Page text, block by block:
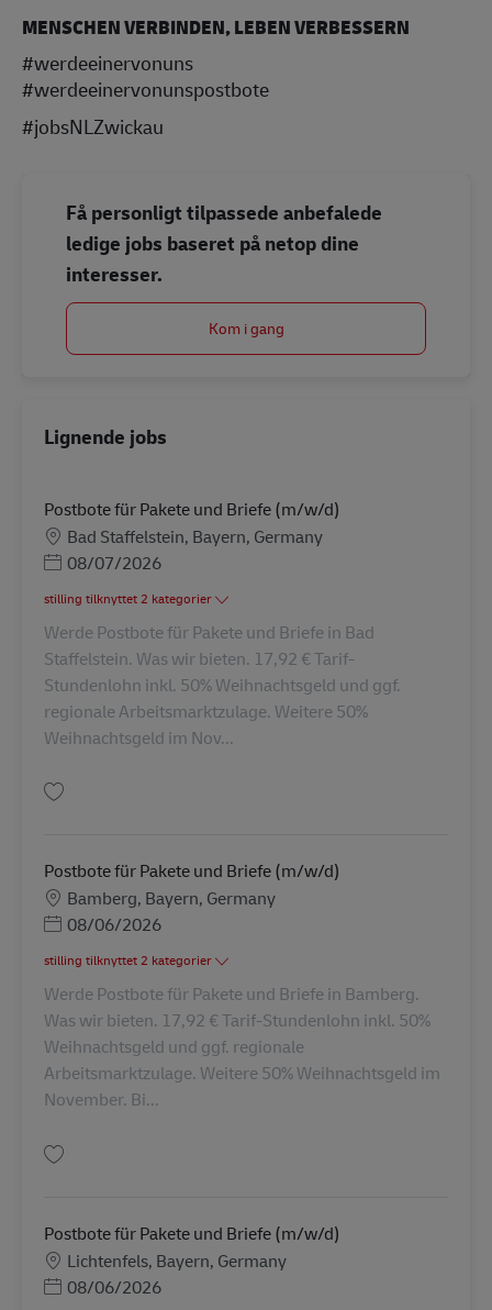
MENSCHEN VERBINDEN, LEBEN VERBESSERN
#werdeeinervonuns
#werdeeinervonunspostbote
#jobsNLZwickau
Få personligt tilpassede anbefalede
ledige jobs baseret på netop dine
interesser.
Kom i gang
Lignende jobs
Postbote für Pakete und Briefe (m/w/d)
Lokation
Bad Staffelstein, Bayern, Germany
Posted Date
08/07/2026
stilling tilknyttet 2 kategorier
Werde Postbote für Pakete und Briefe in Bad
Staffelstein. Was wir bieten. 17,92 € Tarif-
Stundenlohn inkl. 50% Weihnachtsgeld und ggf.
regionale Arbeitsmarktzulage. Weitere 50%
Weihnachtsgeld im Nov...
Postbote für Pakete und Briefe (m/w/d)
Lokation
Bamberg, Bayern, Germany
Posted Date
08/06/2026
stilling tilknyttet 2 kategorier
Werde Postbote für Pakete und Briefe in Bamberg.
Was wir bieten. 17,92 € Tarif-Stundenlohn inkl. 50%
Weihnachtsgeld und ggf. regionale
Arbeitsmarktzulage. Weitere 50% Weihnachtsgeld im
November. Bi...
Postbote für Pakete und Briefe (m/w/d)
Lokation
Lichtenfels, Bayern, Germany
Posted Date
08/06/2026